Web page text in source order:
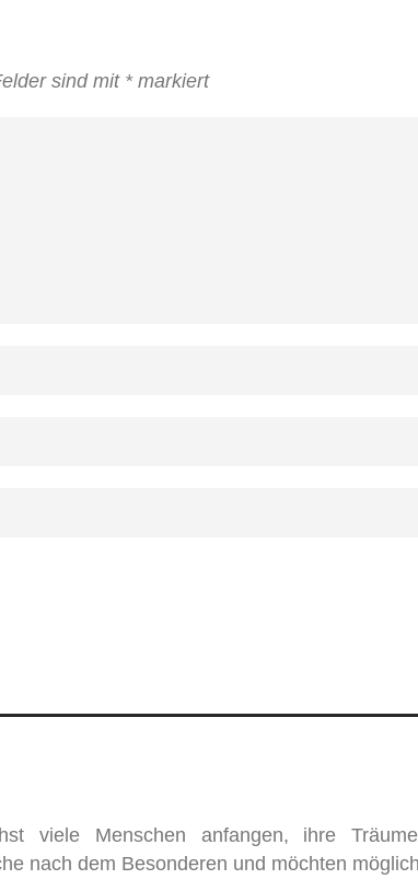
sind mit *markiert
viele Menschen anfangen, ihre
nach dem Besonderen und möchten